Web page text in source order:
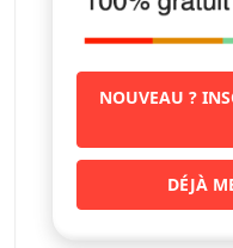
NOUVEAU ?
DÉJÀ